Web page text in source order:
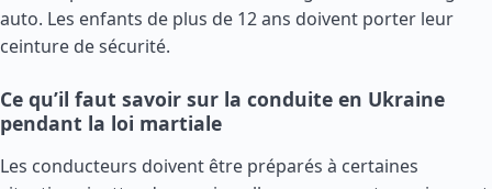
auto. Les enfants de plus de 12 ans doivent porter leur
ceinture de sécurité.
Ce qu’il faut savoir sur la conduite en Ukraine
pendant la loi martiale
Les conducteurs doivent être préparés à certaines